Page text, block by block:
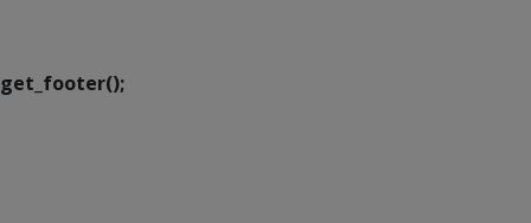
get_footer();